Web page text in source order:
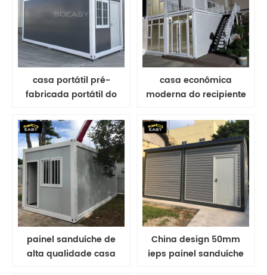
casa portátil pré-
fabricada portátil do
de 20ft
casa econômica
moderna do recipiente
amigável
painel sanduíche de
alta qualidade casa
China design 50mm
ieps painel sanduíche